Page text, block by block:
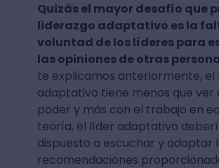
Quizás el mayor desafío que
liderazgo adaptativo es la
voluntad de los líderes para
las opiniones de otras
te explicamos anteriormente, el
adaptativo tiene menos que ver
poder y más con el trabajo en
teoría, el líder adaptativo
dispuesto a escuchar y adaptar
recomendaciones